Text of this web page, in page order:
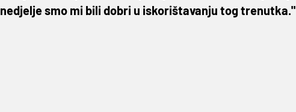
nedjelje smo mi bili dobri u iskorištavanju tog trenutka."